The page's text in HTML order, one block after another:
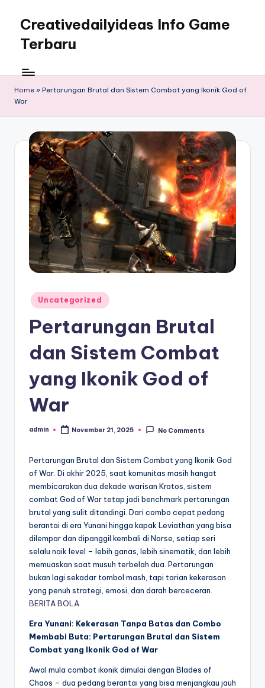
content
Creativedailyideas Info Game
Terbaru
Home » Pertarungan Brutal dan Sistem Combat yang Ikonik God of
War
Posted
in
Uncategorized
Pertarungan Brutal
dan Sistem Combat
yang Ikonik God of
War
Posted
admin November 21, 2025 No Comments
Pertarungan Brutal dan Sistem Combat yang Ikonik God
of War. Di akhir 2025, saat komunitas masih hangat
membicarakan dua dekade warisan Kratos, sistem
combat God of War tetap jadi benchmark pertarungan
brutal yang sulit ditandingi. Dari combo cepat pedang
berantai di era Yunani hingga kapak Leviathan yang bisa
dilempar dan dipanggil kembali di Norse, setiap seri
selalu naik level – lebih ganas, lebih sinematik, dan lebih
memuaskan saat musuh terbelah dua. Pertarungan
bukan lagi sekadar tombol mash, tapi tarian kekerasan
yang penuh strategi, emosi, dan darah berceceran.
BERITA BOLA
Era Yunani: Kekerasan Tanpa Batas dan Combo
Membabi Buta: Pertarungan Brutal dan Sistem
Combat yang Ikonik God of War
Awal mula combat ikonik dimulai dengan Blades of
Chaos – dua pedang berantai yang bisa menjangkau jauh